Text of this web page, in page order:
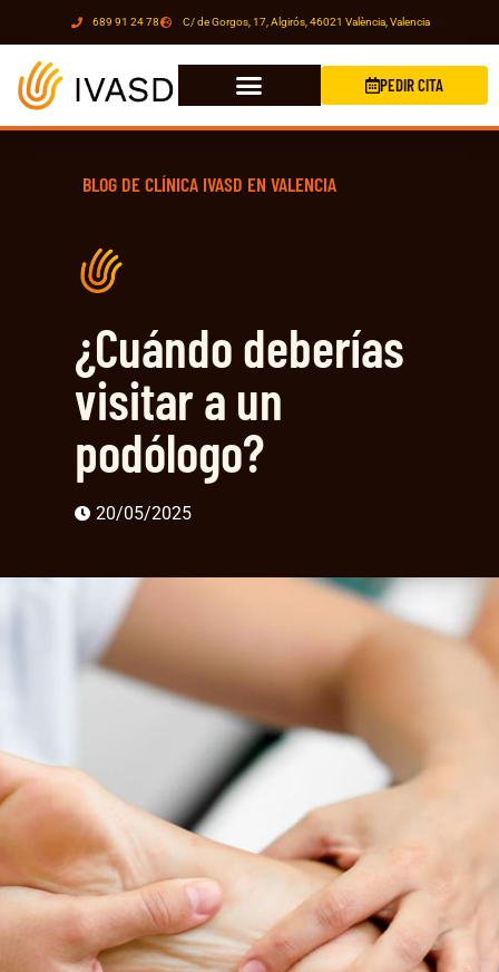
689 91 24 78 C/ de Gorgos, 17, Algirós, 46021 València, Valencia
PEDIR CITA
BLOG DE CLÍNICA IVASD EN VALENCIA
¿Cuándo deberías
visitar a un
podólogo?
20/05/2025